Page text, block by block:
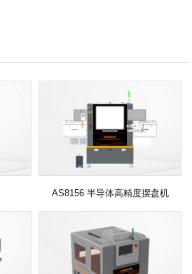
AS8156 半导体高精度摆盘机